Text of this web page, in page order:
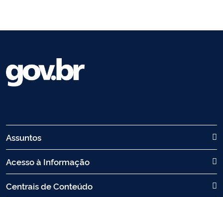
Assuntos
Acesso à Informação
Centrais de Conteúdo